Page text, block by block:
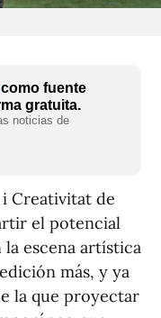
como fuente
gratuita.
noticias de
i Creativitat de
el potencial
escena artística
más, y ya
la que proyectar